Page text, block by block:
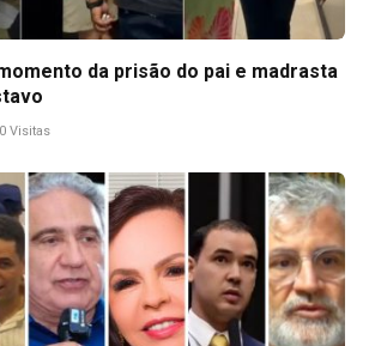
da prisão do pai e madrasta
0 Visitas